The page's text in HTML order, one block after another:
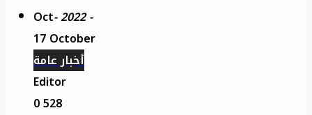
Oct- 2022 -
17 October
أخبار عامة
Editor
0528